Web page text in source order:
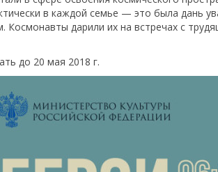
в каждой семье — это была дань
Космонавты дарили их на встречах с
до 20 мая 2018 г.